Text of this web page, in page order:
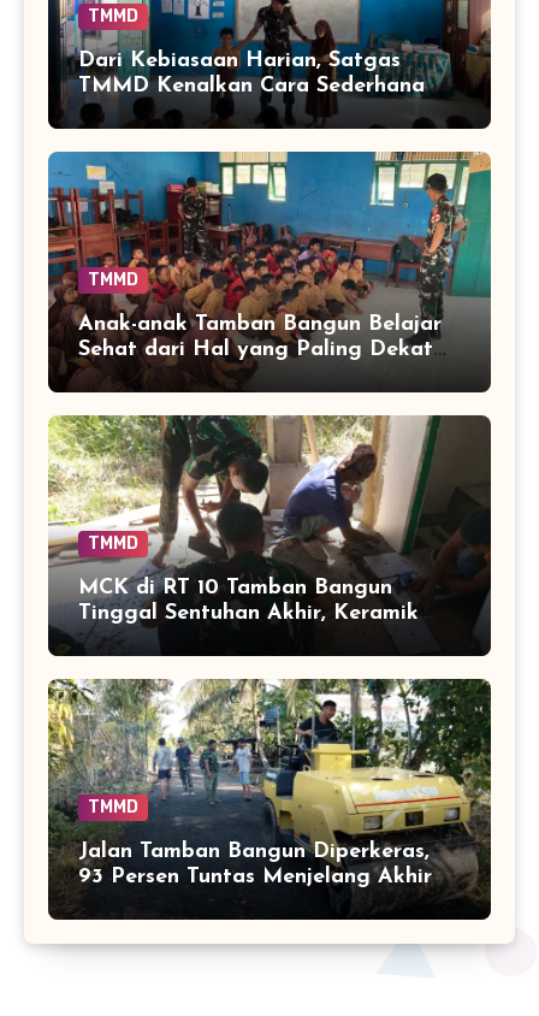
TMMD
Dari Kebiasaan Harian, Satgas
TMMD Kenalkan Cara Sederhana
Mencegah Penyakit Sejak Dini
TMMD
Anak-anak Tamban Bangun Belajar
Sehat dari Hal yang Paling Dekat
dengan Keseharian
TMMD
MCK di RT 10 Tamban Bangun
Tinggal Sentuhan Akhir, Keramik
Capai 75 Persen
TMMD
Jalan Tamban Bangun Diperkeras,
93 Persen Tuntas Menjelang Akhir
TMMD